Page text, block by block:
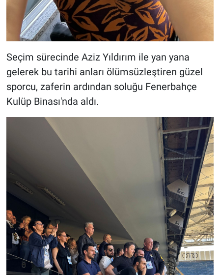
Seçim sürecinde Aziz Yıldırım ile yan yana
gelerek bu tarihi anları ölümsüzleştiren güzel
sporcu, zaferin ardından soluğu Fenerbahçe
Kulüp Binası'nda aldı.